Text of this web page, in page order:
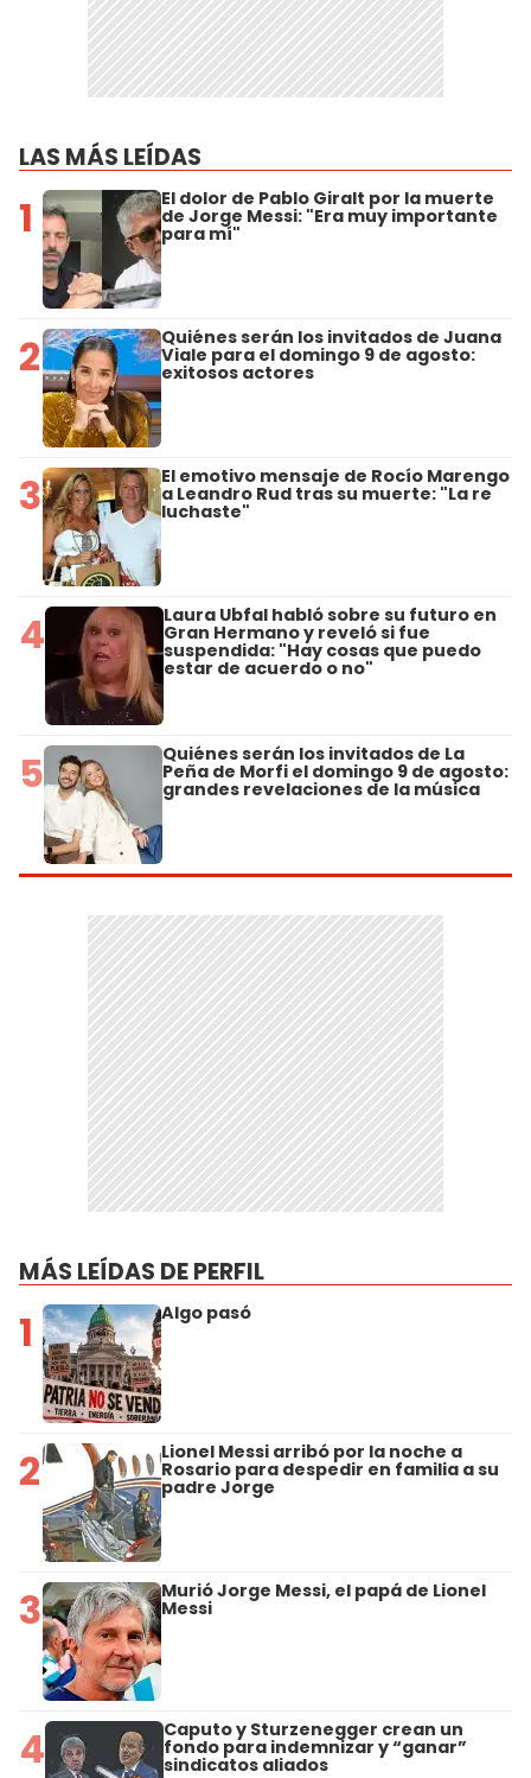
LAS MÁS LEÍDAS
1 El dolor de Pablo Giralt por la muerte
de Jorge Messi: "Era muy importante
para mí"
2 Quiénes serán los invitados de Juana
Viale para el domingo 9 de agosto:
exitosos actores
3 El emotivo mensaje de Rocío Marengo
a Leandro Rud tras su muerte: "La re
luchaste"
4 Laura Ubfal habló sobre su futuro en
Gran Hermano y reveló si fue
suspendida: "Hay cosas que puedo
estar de acuerdo o no"
5 Quiénes serán los invitados de La
Peña de Morfi el domingo 9 de agosto:
grandes revelaciones de la música
MÁS LEÍDAS DE PERFIL
1 Algo pasó
2 Lionel Messi arribó por la noche a
Rosario para despedir en familia a su
padre Jorge
3 Murió Jorge Messi, el papá de Lionel
Messi
4 Caputo y Sturzenegger crean un
fondo para indemnizar y “ganar”
sindicatos aliados